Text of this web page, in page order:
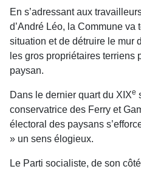
En s’adressant aux
d’André Léo, la Commune va
situation et de détruire le mur
les gros propriétaires terriens
paysan.
Dans le dernier quart du XIXe
conservatrice des Ferry et
électoral des paysans
» un sens élogieux.
Le Parti socialiste, de son